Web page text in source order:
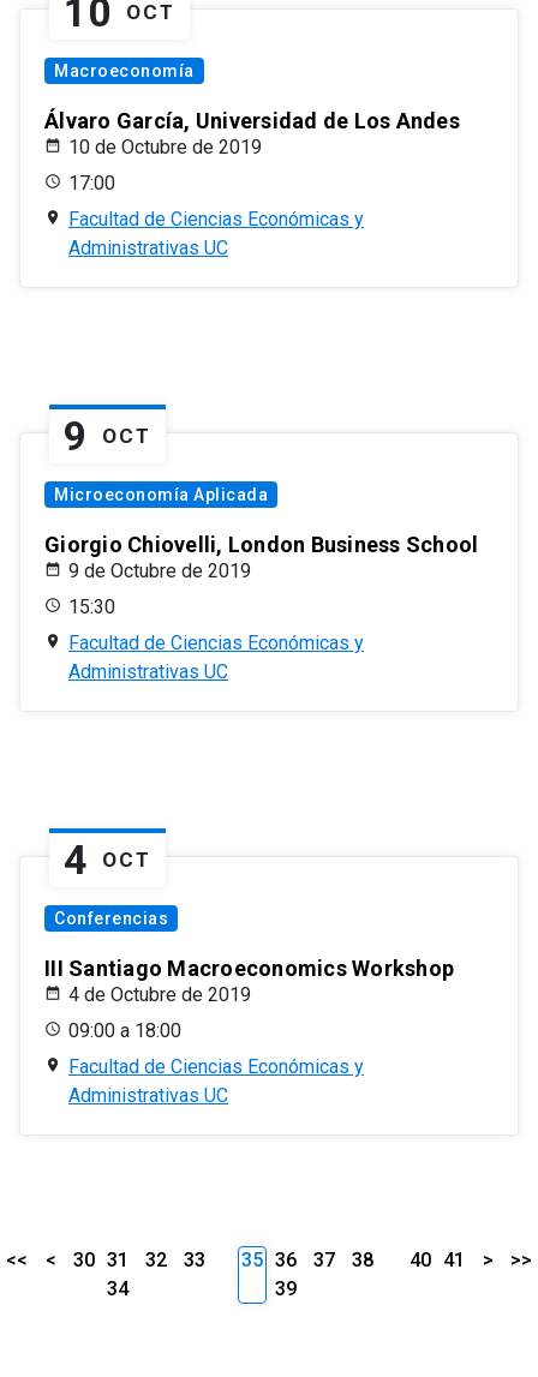
10 OCT
Macroeconomía
Álvaro García, Universidad de Los Andes
10 de Octubre de 2019
17:00
Facultad de Ciencias Económicas y
Administrativas UC
9 OCT
Microeconomía Aplicada
Giorgio Chiovelli, London Business School
9 de Octubre de 2019
15:30
Facultad de Ciencias Económicas y
Administrativas UC
4 OCT
Conferencias
III Santiago Macroeconomics Workshop
4 de Octubre de 2019
09:00 a 18:00
Facultad de Ciencias Económicas y
Administrativas UC
<< < 30 31 32
33
34
35 36 37
38
39
40 41 > >>